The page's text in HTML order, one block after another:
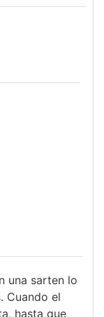
una sarten lo
Cuando el
hasta que